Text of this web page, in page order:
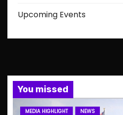
Upcoming Events
You missed
MEDIA HIGHLIGHT NEWS